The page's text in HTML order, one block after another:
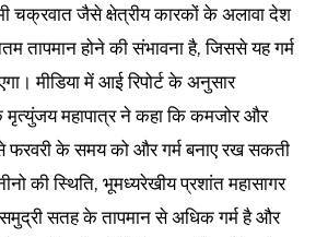
चक्रवात जैसे क्षेत्रीय कारकों के अलावा देश
तापमान होने की संभावना है, जिससे यह गर्म
मी‎डिया में आई रिपोर्ट के अनुसार
महापात्र ने कहा कि कमजोर और
फरवरी के समय को और गर्म बनाए रख सकती
की स्थिति, भूमध्यरेखीय प्रशांत महासागर
समुद्री सतह के तापमान से अधिक गर्म है और